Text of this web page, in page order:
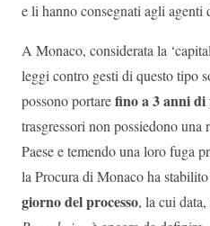
e li hanno consegnati agli
A Monaco, considerata la
leggi contro gesti di questo tipo
possono portarefino a 3 anni
trasgressori non possiedono una
Paese e temendo una loro fuga
la Procura di Monaco ha
giorno del processo, la cui